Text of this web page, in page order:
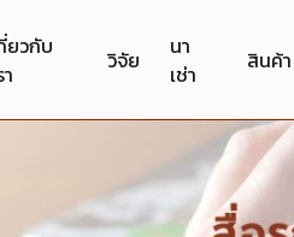
ยวกับ
า
วิจัย
นา
เช่า
สินค้า